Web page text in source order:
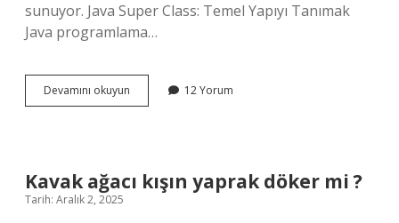
sunuyor. Java Super Class: Temel Yapıyı Tanımak
Java programlama…
Devamını okuyun
super
12 Yorum
Kavak ağacı kışın yaprak döker mi ?
Tarih: Aralık 2, 2025